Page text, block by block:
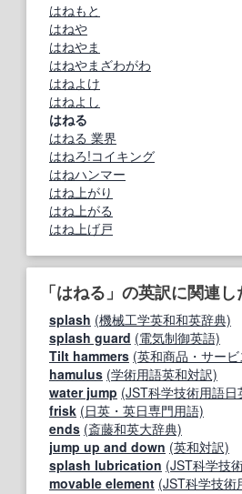
はねもと
はねや
はねやま
はねやまざわがわ
はねよけ
はねよし
はねる
はねる 業界
はねろ!コイキング
はねハンマー
はね上がり
はね上がる
はね上げ戸
「はねる」の英訳に関連
splash (機械工学英和和英辞典)
splash guard (電気制御英語)
Tilt hammers (英和商品・サー
hamulus (学術用語英和対訳)
water jump (JST科学技術用語日
frisk (日英・英日専門用語)
ends (斎藤和英大辞典)
jump up and down (英和対訳)
splash lubrication (JST科学技
movable element (JST科学技術